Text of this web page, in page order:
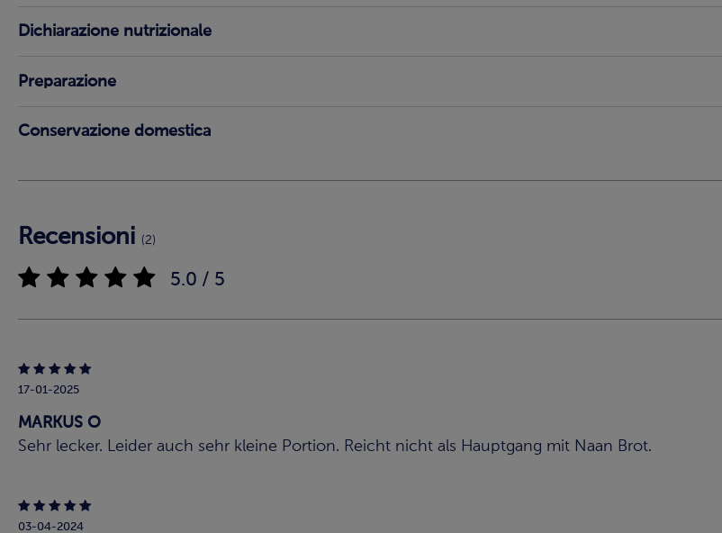
Dichiarazione nutrizionale
Preparazione
Conservazione domestica
Recensioni (2)
5.0 / 5
17-01-2025
MARKUS O
Sehr lecker. Leider auch sehr kleine Portion. Reicht nicht als Hauptgang mit Naan Brot.
03-04-2024